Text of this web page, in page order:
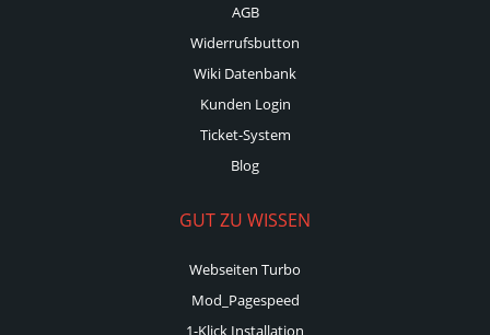
AGB
Widerrufsbutton
Wiki Datenbank
Kunden Login
Ticket-System
Blog
GUT ZU WISSEN
Webseiten Turbo
Mod_Pagespeed
1-Klick Installation